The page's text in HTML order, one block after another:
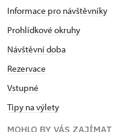
Informace pro návštěvníky
Prohlídkové okruhy
Návštěvní doba
Rezervace
Vstupné
Tipy na výlety
MOHLO BY VÁS ZAJÍMAT